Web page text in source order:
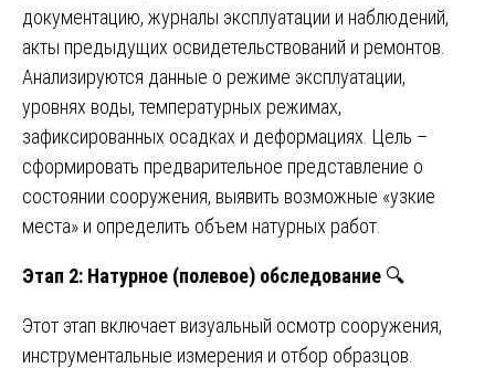
документацию, журналы эксплуатации и наблюдений,
акты предыдущих освидетельствований и ремонтов.
Анализируются данные о режиме эксплуатации,
уровнях воды, температурных режимах,
зафиксированных осадках и деформациях. Цель –
сформировать предварительное представление о
состоянии сооружения, выявить возможные «узкие
места» и определить объем натурных работ.
Этап 2: Натурное (полевое) обследование 🔍
Этот этап включает визуальный осмотр сооружения,
инструментальные измерения и отбор образцов.